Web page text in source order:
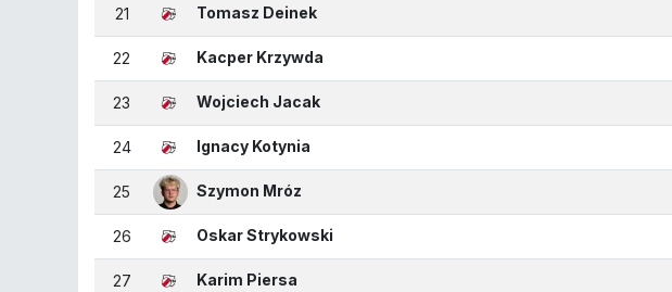
21 Tomasz Deinek
22 Kacper Krzywda
23 Wojciech Jacak
24 Ignacy Kotynia
25 Szymon Mróz
26 Oskar Strykowski
27 Karim Piersa